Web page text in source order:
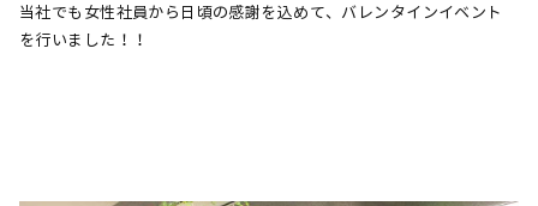
当社でも女性社員から日頃の感謝を込めて、バレンタインイベント
を行いました！！